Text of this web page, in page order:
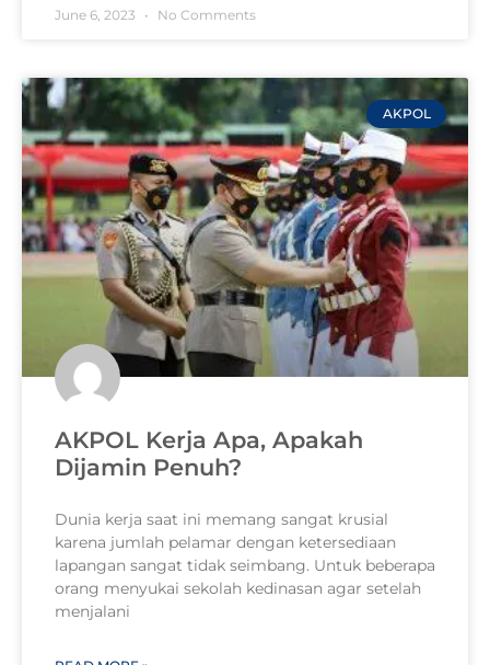
June 6, 2023 No Comments
AKPOL
AKPOL Kerja Apa, Apakah
Dijamin Penuh?
Dunia kerja saat ini memang sangat krusial
karena jumlah pelamar dengan ketersediaan
lapangan sangat tidak seimbang. Untuk beberapa
orang menyukai sekolah kedinasan agar setelah
menjalani